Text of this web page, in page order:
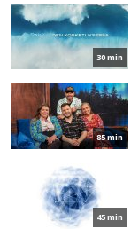
30 min
85 min
45 min